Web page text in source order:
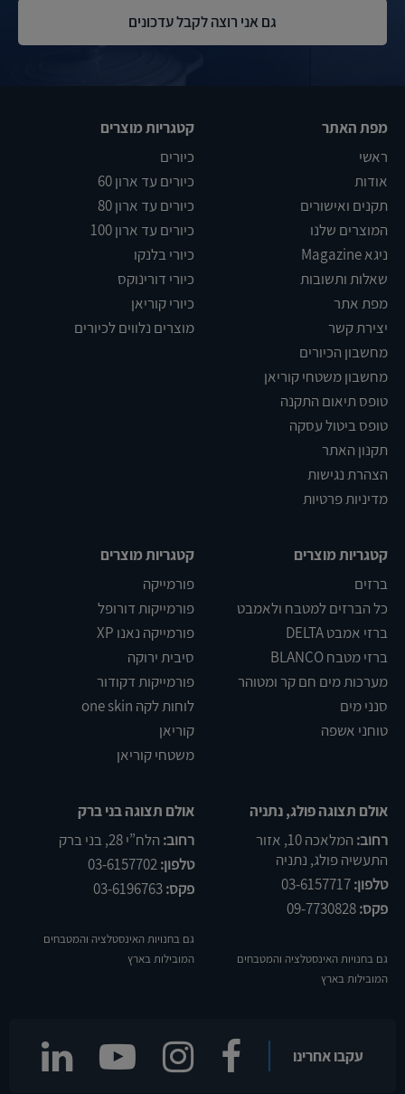
מפת האתר
ראשי
אודות
תקנים ואישורים
המוצרים שלנו
ניגא Magazine
שאלות ותשובות
מפת אתר
יצירת קשר
מחשבון הכיורים
מחשבון משטחי קוריאן
טופס תיאום התקנה
טופס ביטול עסקה
תקנון האתר
הצהרת נגישות
מדיניות פרטיות
קטגריות מוצרים
כיורים
כיורים עד ארון 60
כיורים עד ארון 80
כיורים עד ארון 100
כיורי בלנקו
כיורי דורינוקס
כיורי קוריאן
מוצרים נלווים לכיורים
קטגריות מוצרים
ברזים
כל הברזים למטבח ולאמבט
ברזי אמבט DELTA
ברזי מטבח BLANCO
מערכות מים חם קר ומטוהר
סנני מים
טוחני אשפה
קטגריות מוצרים
פורמייקה
פורמייקות דורופל
פורמייקה נאנו XP
סיבית ירוקה
פורמייקות דקודור
לוחות לקה one skin
קוריאן
משטחי קוריאן
אולם תצוגה פולג, נתניה
רחוב:
המלאכה 10, אזור
התעשיה פולג, נתניה
טלפון:03-6157717
פקס:
גם בחנויות האינסטלציה והמטבחים
המובילות בארץ
אולם תצוגה בני ברק
רחוב: הלח”י 28, בני ברק
טלפון:03-6157702
פקס:
גם בחנויות האינסטלציה והמטבחים
המובילות בארץ
עקבו אחרינו
צריך עזרה? התחל